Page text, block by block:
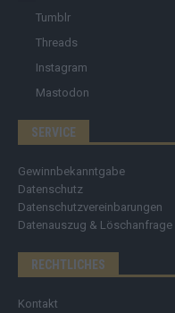
Tumblr
Threads
Instagram
Mastodon
SERVICE
Gewinnbekanntgabe
Datenschutz
Datenschutzvereinbarungen
Datenauszug & Löschanfrage
RECHTLICHES
Kontakt